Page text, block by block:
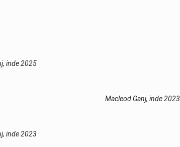
inde 2025
Macleod Ganj, inde 2023
inde 2023